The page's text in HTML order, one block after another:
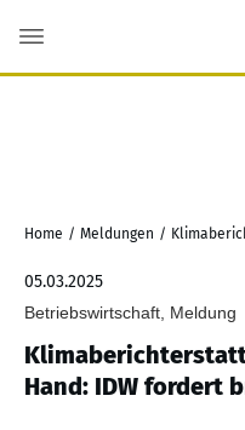
Home / Meldungen /
05.03.2025
Betriebswirtschaft, Meldung
Hand: IDW fordert